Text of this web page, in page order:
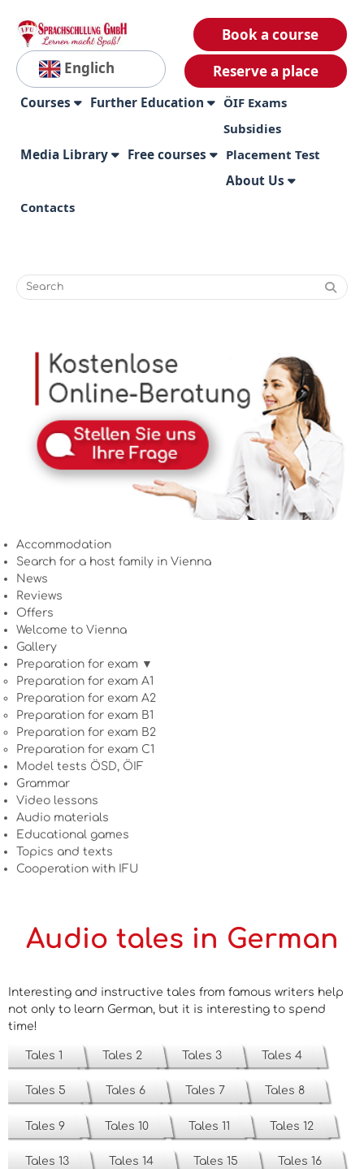
Englich
Book a course
Reserve a place
Courses Further Education
ÖIF Exams
Subsidies
Media Library Free courses Placement Test
About Us
Contacts
Accommodation
Search for a host family in Vienna
News
Reviews
Offers
Welcome to Vienna
Gallery
Preparation for exam ▼
Preparation for exam A1
Preparation for exam A2
Preparation for exam B1
Preparation for exam B2
Preparation for exam C1
Model tests ÖSD, ÖIF
Grammar
Video lessons
Audio materials
Educational games
Topics and texts
Cooperation with IFU
Audio tales in German
Interesting and instructive tales from famous writers help
not only to learn German, but it is interesting to spend
time!
Tales 1 Tales 2 Tales 3 Tales 4
Tales 5 Tales 6 Tales 7 Tales 8
Tales 9 Tales 10 Tales 11 Tales 12
Tales 13 Tales 14 Tales 15 Tales 16